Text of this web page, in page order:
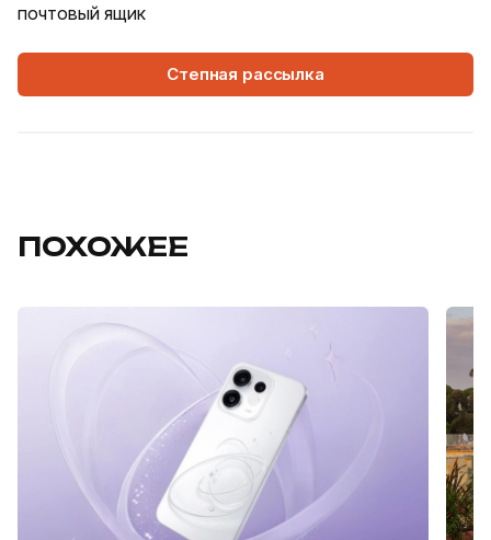
почтовый ящик
Степная рассылка
ПОХОЖЕЕ